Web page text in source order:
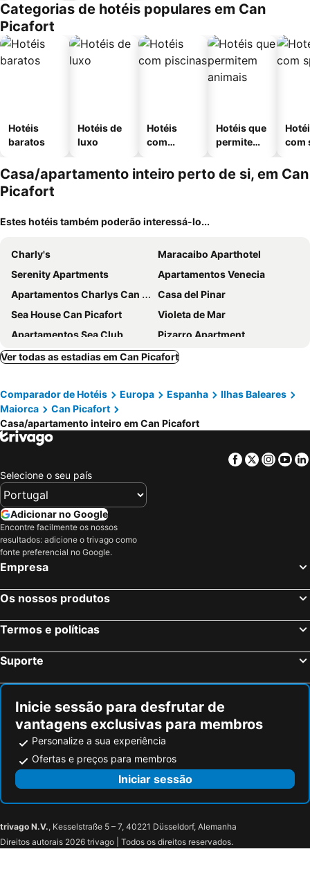
Categorias de hotéis populares em Can
Picafort
Hotéis
baratos
Hotéis de
luxo
Hotéis
com
Hotéis que
permitem
com
Casa/apartamento inteiro perto de si, em Can
Picafort
Estes hotéis também poderão interessá-lo...
Charly's
Maracaibo Aparthotel
Serenity Apartments
Apartamentos Venecia
Apartamentos Charlys Can Picafort
Casa del Pinar
Sea House Can Picafort
Violeta de Mar
Apartamentos Sea Club
Pizarro Apartment
Can Boeres - Chalet For 6 People In Can Picafort.
Villa Bugambilia
Prinsotel La Pineda Apartamentos
Apartamento Alcudia
Rent Apartment On The Beach
Modern Apartment Complex In Front Holiday Bellevue
Ver todas as estadias em Can Picafort
Comparador de Hotéis Europa Espanha
Ilhas Baleares
Maiorca
Can Picafort
Casa/apartamento inteiro em Can Picafort
Facebook
Twitter
Selecione o seu país
Adicionar no Google
Encontre facilmente os nossos
resultados: adicione o trivago como
fonte preferencial no Google.
Empresa
Os nossos produtos
Termos e políticas
Suporte
Inicie sessão para desfrutar de
vantagens exclusivas para membros
Personalize a sua experiência
Ofertas e preços para membros
Iniciar sessão
trivago N.V., Kesselstraße 5 – 7, 40221 Düsseldorf, Alemanha
Direitos autorais 2026 trivago | Todos os direitos reservados.